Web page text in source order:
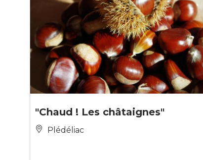
"Chaud ! Les châtaignes"
Plédéliac